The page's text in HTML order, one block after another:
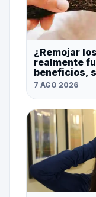
¿Remojar
realmente
beneficios,
7 AGO 2026